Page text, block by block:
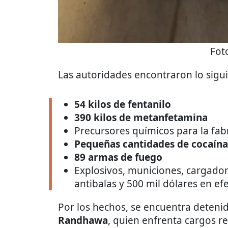
Las autoridades encontraron lo
54 kilos de fentanilo
390 kilos de metanfetamina
Precursores químicos para la
Pequeñas cantidades de
89 armas de fuego
Explosivos, municiones,
antibalas y 500 mil dólares en
Por los hechos, se encuentra
Randhawa, quien enfrenta cargos